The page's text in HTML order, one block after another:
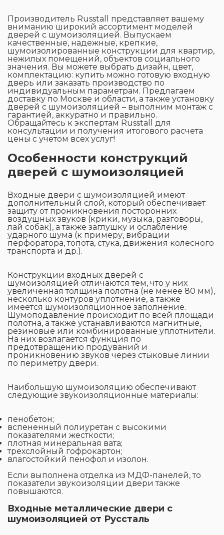
Производитель Russtall представляет вашему
вниманию широкий ассортимент моделей
дверей с шумоизоляцией. Выпускаем
качественные, надежные, крепкие,
шумоизолированные конструкции для квартир,
нежилых помещений, объектов социального
значения. Вы можете выбрать дизайн, цвет,
комплектацию: купить можно готовую входную
дверь или заказать производство по
индивидуальным параметрам. Предлагаем
доставку по Москве и области, а также установку
дверей с шумоизоляцией – выполним монтаж с
гарантией, аккуратно и правильно.
Обращайтесь к экспертам Russtall для
консультации и получения итогового расчета
цены с учетом всех услуг!
Особенности конструкций
дверей с шумоизоляцией
Входные двери с шумоизоляцией имеют
дополнительный слой, который обеспечивает
защиту от проникновения посторонних
воздушных звуков (крики, музыка, разговоры,
лай собак), а также заглушку и ослабление
ударного шума (к примеру, вибрации
перфоратора, топота, стука, движения колесного
транспорта и др.).
Конструкции входных дверей с
шумоизоляцией отличаются тем, что у них
увеличенная толщина полотна (не менее 80 мм),
несколько контуров уплотнение, а также
имеется шумоизоляционное заполнение.
Шумоподавление происходит по всей площади
полотна, а также устанавливаются магнитные,
резиновые или комбинированные уплотнители.
На них возлагается функция по
предотвращению продуваний и
проникновению звуков через стыковые линии
по периметру двери.
Наибольшую шумоизоляцию обеспечивают
следующие звукоизоляционные материалы:
пенобетон;
вспененный полиуретан с высокими
показателями жесткости;
плотная минеральная вата;
трехслойный гофрокартон;
влагостойкий пенофол и изолон.
Если выполнена отделка из МДФ-панелей, то
показатели звукоизоляции двери также
повышаются.
Входные металлические двери с
шумоизоляцией от Руссталь